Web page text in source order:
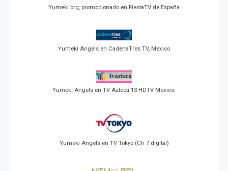
Yumeki.org, promocionado en FiestaTV de España
Yumeki Angels en CadenaTres TV, Mexico
Yumeki Angels en TV Azteca 13 HDTV Mexico.
Yumeki Angels en TV Tokyo (Ch 7 digital)